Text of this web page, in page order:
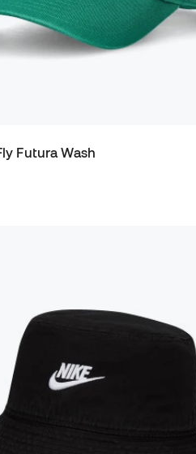
Futura Wash